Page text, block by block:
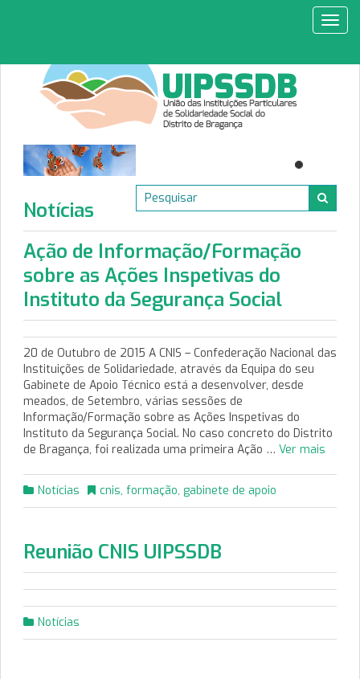
Notícias
Ação de Informação/Formação
sobre as Ações Inspetivas do
Instituto da Segurança Social
20 de Outubro de 2015 A CNIS – Confederação Nacional das
Instituições de Solidariedade, através da Equipa do seu
Gabinete de Apoio Técnico está a desenvolver, desde
meados, de Setembro, várias sessões de
Informação/Formação sobre as Ações Inspetivas do
Instituto da Segurança Social. No caso concreto do Distrito
de Bragança, foi realizada uma primeira Ação … Ver mais
Notícias cnis, formação, gabinete de apoio
Reunião CNIS UIPSSDB
Notícias